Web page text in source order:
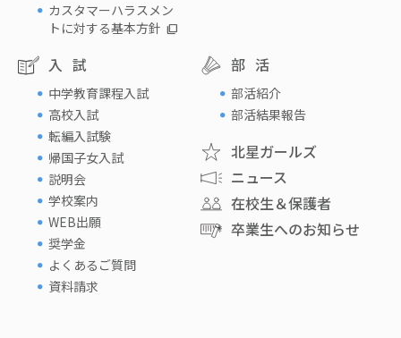
カスタマーハラスメン
トに対する基本方針
入試
中学教育課程入試
高校入試
転編入試験
帰国子女入試
説明会
学校案内
WEB出願
奨学金
よくあるご質問
資料請求
部活
部活紹介
部活結果報告
北星ガールズ
ニュース
在校生＆保護者
卒業生へのお知らせ